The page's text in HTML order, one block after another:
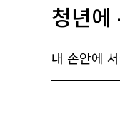
바
로
청년
내 손안에